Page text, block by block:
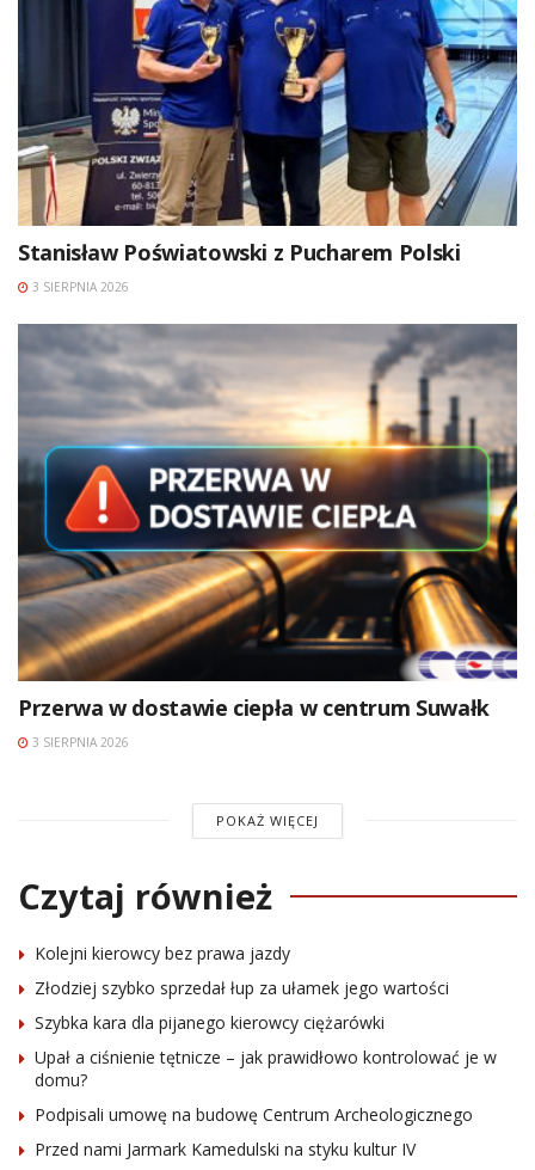
Stanisław Poświatowski z Pucharem Polski
3 SIERPNIA 2026
Przerwa w dostawie ciepła w centrum Suwałk
3 SIERPNIA 2026
POKAŻ WIĘCEJ
Czytaj również
Kolejni kierowcy bez prawa jazdy
Złodziej szybko sprzedał łup za ułamek jego wartości
Szybka kara dla pijanego kierowcy ciężarówki
Upał a ciśnienie tętnicze – jak prawidłowo kontrolować je w
domu?
Podpisali umowę na budowę Centrum Archeologicznego
Przed nami Jarmark Kamedulski na styku kultur IV